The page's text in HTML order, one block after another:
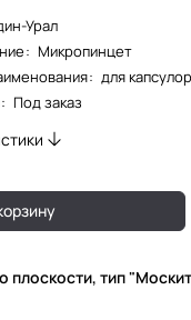
Урал
: Микропинцет
: для
: Под заказ
плоскости, тип